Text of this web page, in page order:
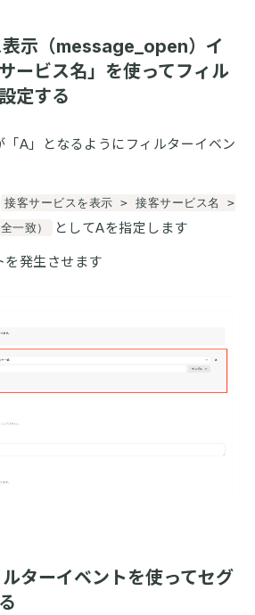
示（message_open）イ
ービス名」を使ってフィル
定する
A」となるようにフィルターイベン
接客サービスを表示 > 接客サービス名 >
一致）
としてAを指定します
を発生させます
ターイベントを使ってセグ